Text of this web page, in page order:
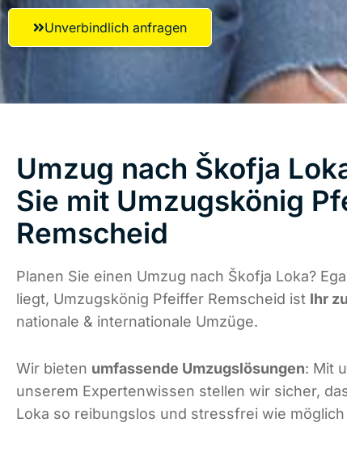
Unverbindlich anfragen
Umzug nach Škofja
Sie mit Umzugskönig
Remscheid
Planen Sie einen Umzug nach Škofja Loka?
liegt, Umzugskönig Pfeiffer Remscheid ist Ihr
nationale & internationale Umzüge.
Wir bieten umfassende Umzugslösungen: Mit
unserem Expertenwissen stellen wir sicher,
Loka so reibungslos und stressfrei wie